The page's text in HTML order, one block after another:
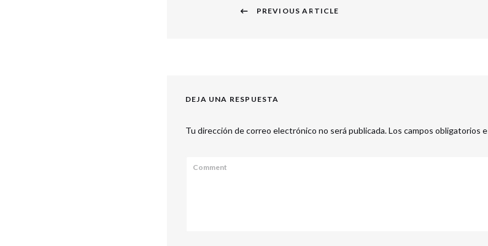
PREVIOUS ARTICLE
DEJA UNA RESPUESTA
Tu dirección de correo electrónico no será publicada.Los campos obligatorios